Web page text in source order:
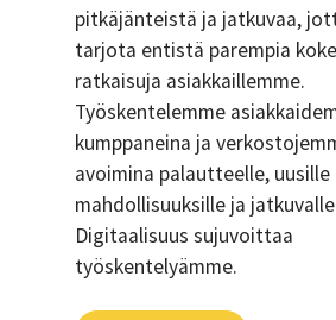
pitkäjänteistä ja jatkuvaa,
tarjota entistä parempia
ratkaisuja asiakkaillemme.
Työskentelemme
kumppaneina ja
avoimina palautteelle, uusille
mahdollisuuksille ja
Digitaalisuus sujuvoittaa
työskentelyämme.